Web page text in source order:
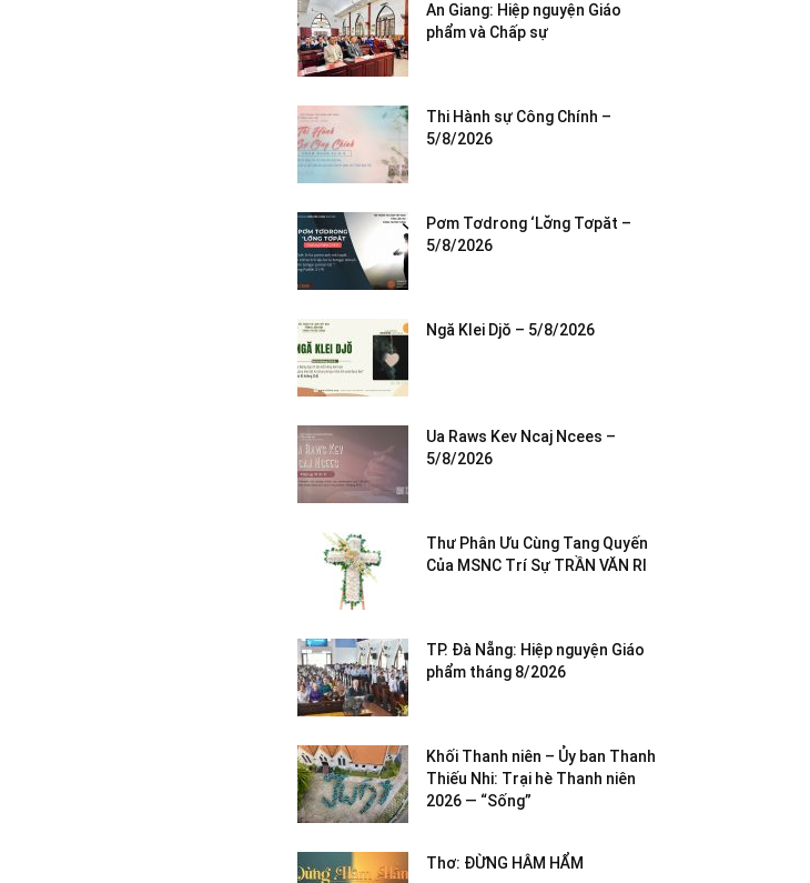
An Giang: Hiệp nguyện Giáo
phẩm và Chấp sự
Thi Hành sự Công Chính –
5/8/2026
Pơm Tơdrong ‘Lơ̆ng Tơpăt –
5/8/2026
Ngă Klei Djŏ – 5/8/2026
Ua Raws Kev Ncaj Ncees –
5/8/2026
Thư Phân Ưu Cùng Tang Quyến
Của MSNC Trí Sự TRẦN VĂN RI
TP. Đà Nẵng: Hiệp nguyện Giáo
phẩm tháng 8/2026
Khối Thanh niên – Ủy ban Thanh
Thiếu Nhi: Trại hè Thanh niên
2026 — “Sống”
Thơ: ĐỪNG HÂM HẨM